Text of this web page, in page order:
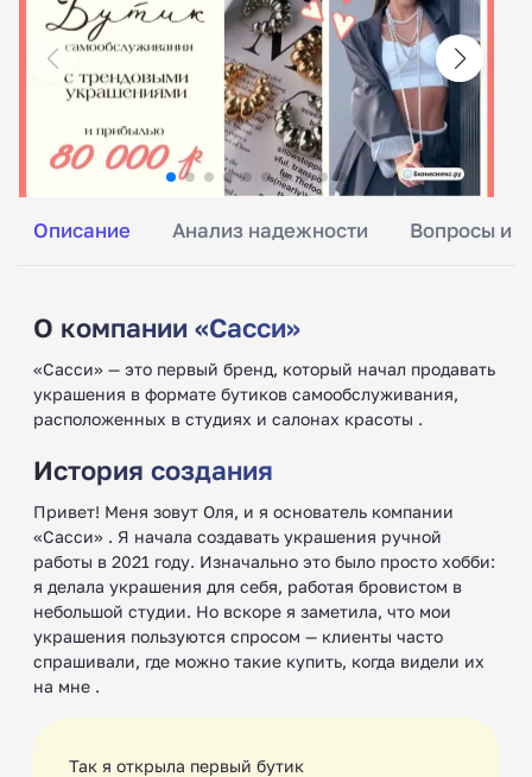
Описание Анализ надежности Вопросы и
О компании «Сасси»
«Сасси» — это первый бренд, который начал продавать
украшения в формате бутиков самообслуживания,
расположенных в студиях и салонах красоты .
История создания
Привет! Меня зовут Оля, и я основатель компании
«Сасси» . Я начала создавать украшения ручной
работы в 2021 году. Изначально это было просто хобби:
я делала украшения для себя, работая бровистом в
небольшой студии. Но вскоре я заметила, что мои
украшения пользуются спросом — клиенты часто
спрашивали, где можно такие купить, когда видели их
на мне ‍.
Так я открыла первый бутик